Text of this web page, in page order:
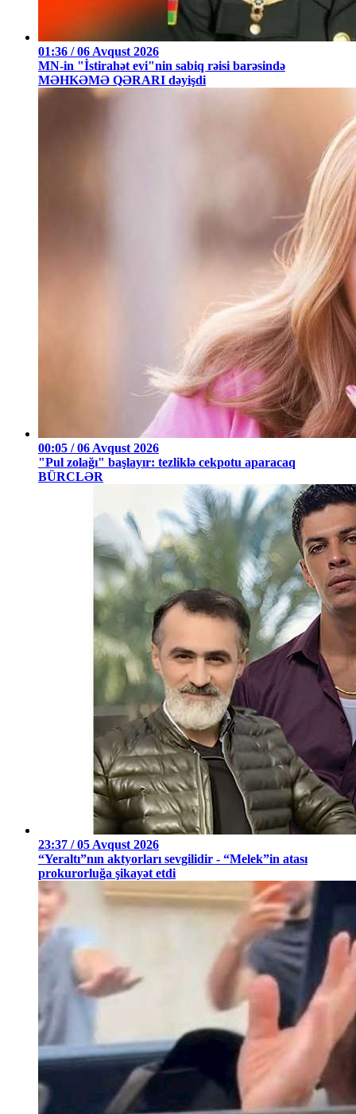
01:36 / 06 Avqust 2026
MN-in "İstirahət evi"nin sabiq rəisi barəsində
MƏHKƏMƏ QƏRARI dəyişdi
00:05 / 06 Avqust 2026
"Pul zolağı" başlayır: tezliklə cekpotu aparacaq
BÜRCLƏR
23:37 / 05 Avqust 2026
“Yeraltı”nın aktyorları sevgilidir - “Melek”in atası
prokurorluğa şikayət etdi